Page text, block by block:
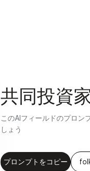
共同投資
このAIフィールドのプロン
しょう
プロンプトをコピー